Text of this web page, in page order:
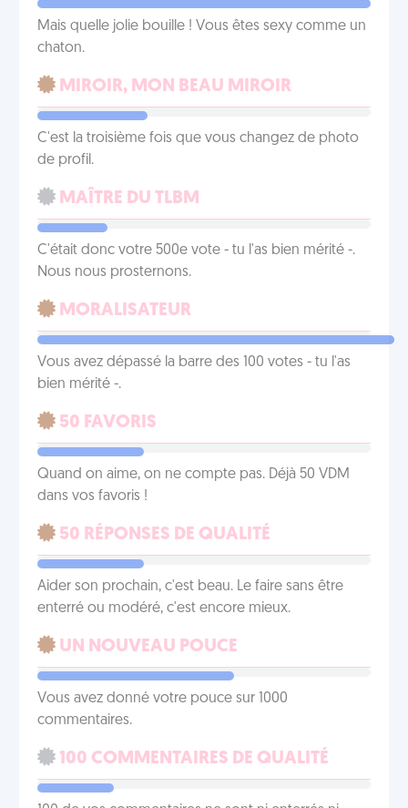
Mais quelle jolie bouille ! Vous êtes sexy comme un
chaton.
MIROIR, MON BEAU MIROIR
C'est la troisième fois que vous changez de photo
de profil.
MAÎTRE DU TLBM
C'était donc votre 500e vote - tu l'as bien mérité -.
Nous nous prosternons.
MORALISATEUR
Vous avez dépassé la barre des 100 votes - tu l'as
bien mérité -.
50 FAVORIS
Quand on aime, on ne compte pas. Déjà 50 VDM
dans vos favoris !
50 RÉPONSES DE QUALITÉ
Aider son prochain, c'est beau. Le faire sans être
enterré ou modéré, c'est encore mieux.
UN NOUVEAU POUCE
Vous avez donné votre pouce sur 1000
commentaires.
100 COMMENTAIRES DE QUALITÉ